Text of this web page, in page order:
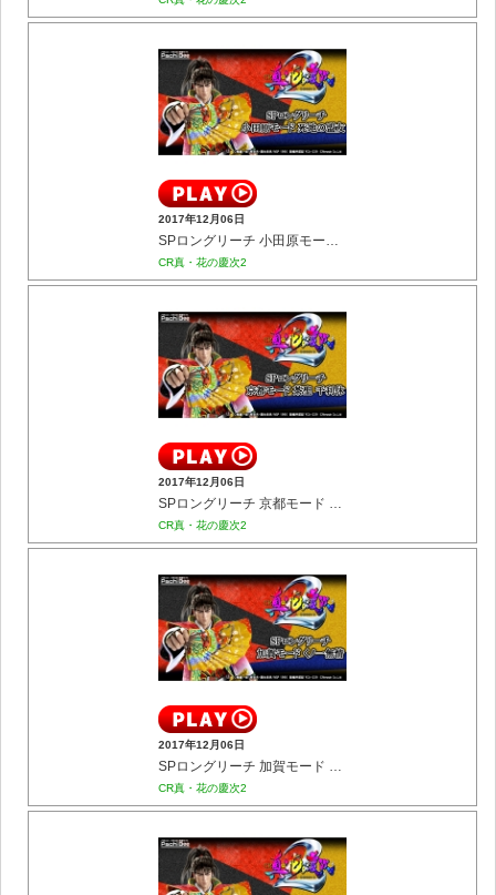
2017年12月06日
SPロングリーチ 小田原モード 死地の盟友
CR真・花の慶次2
2017年12月06日
SPロングリーチ 京都モード 茶聖 千利休
CR真・花の慶次2
2017年12月06日
SPロングリーチ 加賀モード くノ一無情
CR真・花の慶次2